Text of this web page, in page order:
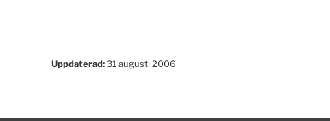
Uppdaterad:31 augusti 2006